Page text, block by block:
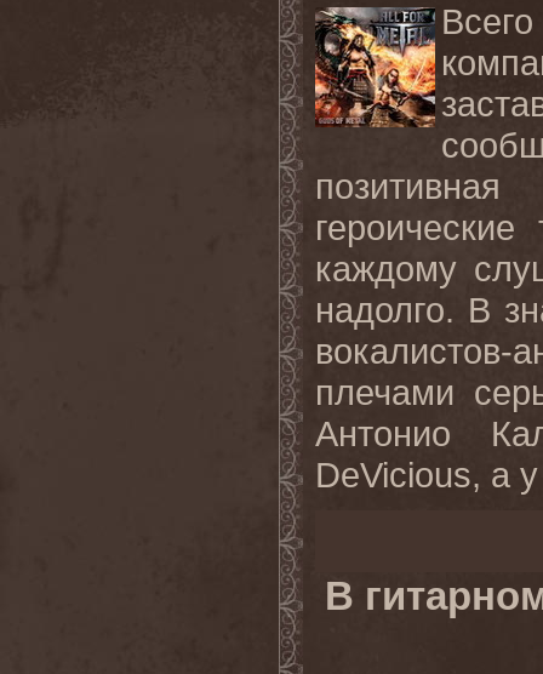
каждому
надолго. В
плечами
Антонио
DeVicious, а
В